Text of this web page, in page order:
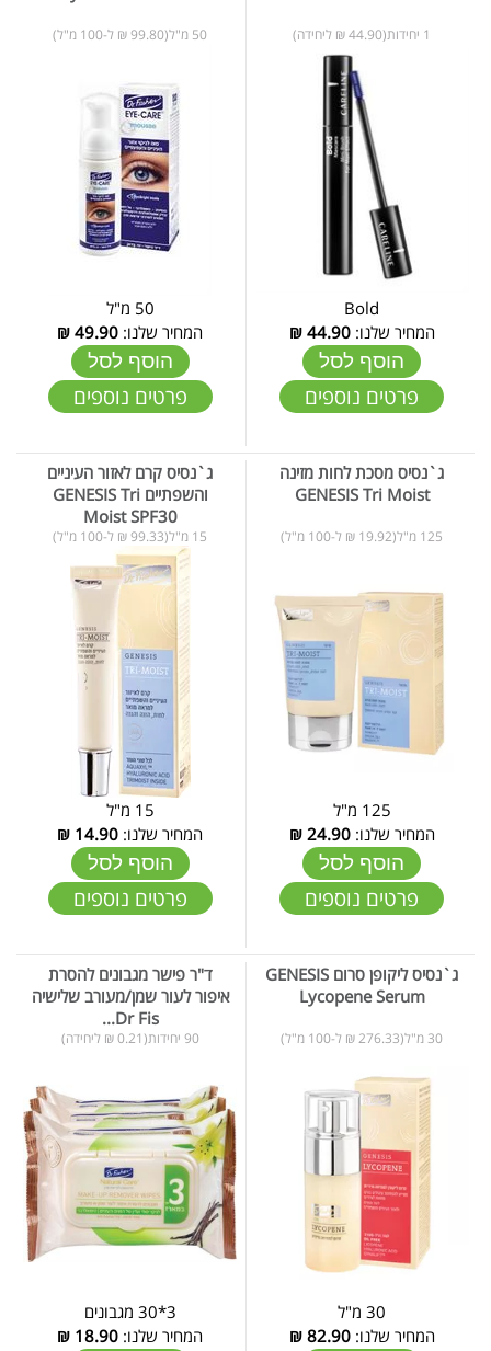
1 יחידות(44.90 ₪ ליחידה)
Bold
המחיר שלנו:44.90
₪
הוסף לסל
פרטים נוספים
50 מ"ל(99.80 ₪ ל-100 מ"ל)
50 מ"ל
המחיר שלנו: 49.90
₪
הוסף לסל
פרטים נוספים
ג`נסיס מסכת לחות מזינה
GENESIS Tri Moist
125 מ"ל(19.92 ₪ ל-100 מ"ל)
125 מ"ל
המחיר שלנו:24.90
₪
הוסף לסל
פרטים נוספים
ג`נסיס קרם לאזור העיניים
והשפתיים GENESIS Tri
Moist SPF30
15 מ"ל(99.33 ₪ ל-100 מ"ל)
15 מ"ל
המחיר שלנו: 14.90
₪
הוסף לסל
פרטים נוספים
ג`נסיס ליקופן סרום GENESIS
Lycopene Serum
30 מ"ל(276.33 ₪ ל-100 מ"ל)
30 מ"ל
המחיר שלנו:82.90
₪
ד"ר פישר מגבונים להסרת
איפור לעור שמן/מעורב שלישיה
Dr Fis...
90 יחידות(0.21 ₪ ליחידה)
3*30 מגבונים
המחיר שלנו: 18.90
₪